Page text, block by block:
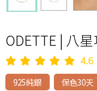
ODETTE | 八
4.6
925純銀 保色30天